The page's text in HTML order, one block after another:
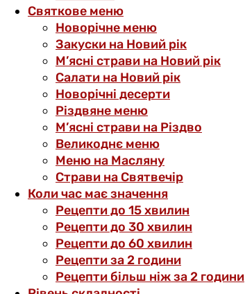
Святкове меню
Новорічне меню
Закуски на Новий рік
М’ясні страви на Новий рік
Салати на Новий рік
Новорічні десерти
Різдвяне меню
М’ясні страви на Різдво
Великоднє меню
Меню на Масляну
Страви на Святвечір
Коли час має значення
Рецепти до 15 хвилин
Рецепти до 30 хвилин
Рецепти до 60 хвилин
Рецепти за 2 години
Рецепти більш ніж за 2 години